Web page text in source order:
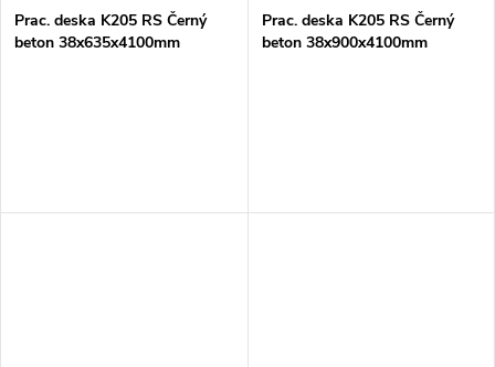
Prac. deska K205 RS Černý
beton 38x635x4100mm
Prac. deska K205 RS Černý
beton 38x900x4100mm